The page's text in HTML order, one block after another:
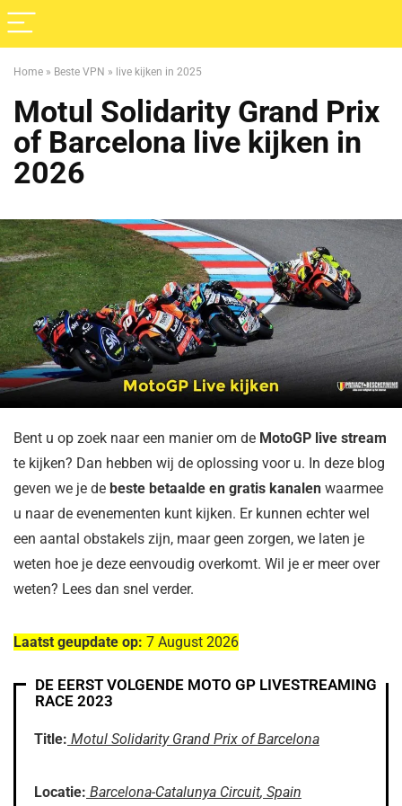
Home » Beste VPN » live kijken in 2025
Motul Solidarity Grand Prix
of Barcelona live kijken in
2026
Bent u op zoek naar een manier om de MotoGP live stream
te kijken? Dan hebben wij de oplossing voor u. In deze blog
geven we je de beste betaalde en gratis kanalen waarmee
u naar de evenementen kunt kijken. Er kunnen echter wel
een aantal obstakels zijn, maar geen zorgen, we laten je
weten hoe je deze eenvoudig overkomt. Wil je er meer over
weten? Lees dan snel verder.
Laatst geupdate op: 7 August 2026
DE EERST VOLGENDE MOTO GP LIVESTREAMING
RACE 2023
Title: Motul Solidarity Grand Prix of Barcelona
Locatie: Barcelona-Catalunya Circuit, Spain